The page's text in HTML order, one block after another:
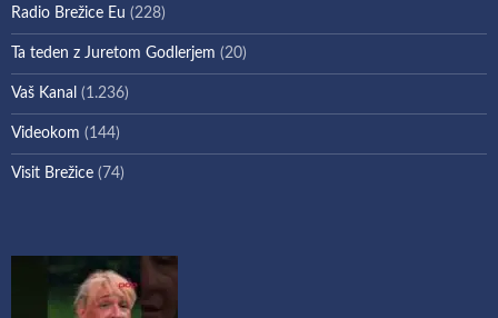
Radio Brežice Eu (228)
Ta teden z Juretom Godlerjem (20)
Vaš Kanal (1.236)
Videokom (144)
Visit Brežice (74)